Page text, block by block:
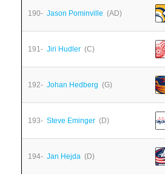
190- Jason Pominville (AD)
191- Jiri Hudler (C)
192- Johan Hedberg (G)
193- Steve Eminger (D)
194- Jan Hejda (D)